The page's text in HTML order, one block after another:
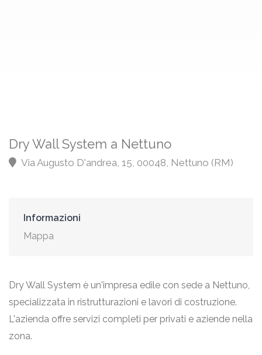
Dry Wall System a Nettuno
Via Augusto D'andrea, 15, 00048, Nettuno (RM)
Informazioni
Mappa
Dry Wall System è un'impresa edile con sede a Nettuno,
specializzata in ristrutturazioni e lavori di costruzione.
L'azienda offre servizi completi per privati e aziende nella
zona.